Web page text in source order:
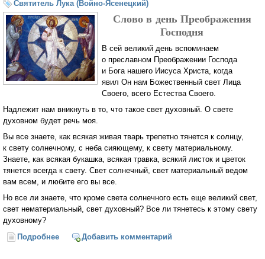
Святитель Лука (Войно-Ясенецкий)
Слово в день Преображения
Господня
В сей великий день вспоминаем
о преславном Преображении Господа
и Бога нашего Иисуса Христа, когда
явил Он нам Божественный свет Лица
Своего, всего Естества Своего.
Надлежит нам вникнуть в то, что такое свет духовный. О свете
духовном будет речь моя.
Вы все знаете, как всякая живая тварь трепетно тянется к солнцу,
к свету солнечному, с неба сияющему, к свету материальному.
Знаете, как всякая букашка, всякая травка, всякий листок и цветок
тянется всегда к свету. Свет солнечный, свет материальный ведом
вам всем, и любите его вы все.
Но все ли знаете, что кроме света солнечного есть еще великий свет,
свет нематериальный, свет духовный? Все ли тянетесь к этому свету
духовному?
Подробнее о Свет духовный (Свт. Лука (Войно-Ясенецкий)
Добавить комментарий